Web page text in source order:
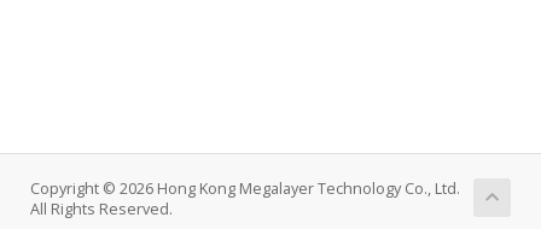
Copyright © 2026 Hong Kong Megalayer Technology Co., Ltd.
All Rights Reserved.